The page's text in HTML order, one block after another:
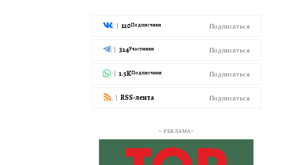
120Подписчики Подписаться
324Участники Подписаться
1.5KПодписчики Подписаться
RSS-лента Подписаться
- РЕКЛАМА-